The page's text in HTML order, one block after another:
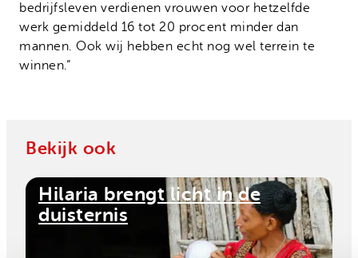
bedrijfsleven verdienen vrouwen voor hetzelfde
werk gemiddeld 16 tot 20 procent minder dan
mannen. Ook wij hebben echt nog wel terrein te
winnen.”
Bekijk ook
Hilaria brengt licht in de
duisternis